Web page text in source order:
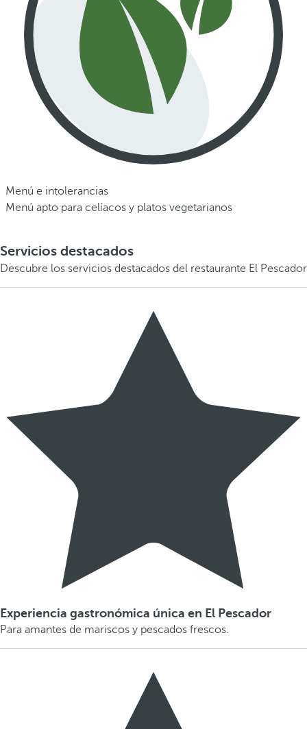
Menú e intolerancias
Menú apto para celíacos y platos vegetarianos
Servicios destacados
Descubre los servicios destacados del restaurante El Pescador
Experiencia gastronómica única en El Pescador
Para amantes de mariscos y pescados frescos.